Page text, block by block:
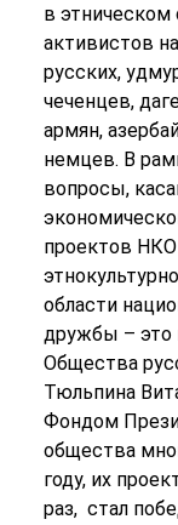
в
активистов
русских,
чеченцев,
армян,
немцев. В
вопросы,
проектов НКО
области
дружбы – это
Общества
Тюльпина
Фондом
общества
году, их
раз, стал